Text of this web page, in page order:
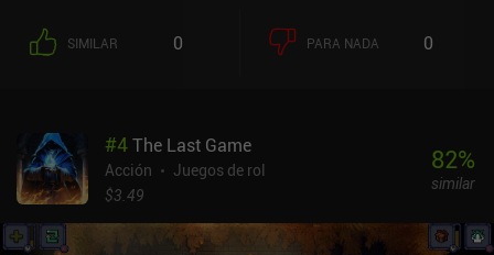
SIMILAR 0 PARA NADA 0
#4The Last Game
Acción
Juegos de rol
$3.49
82%
similar